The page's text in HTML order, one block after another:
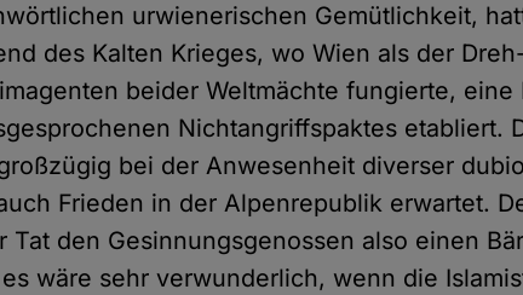
urwienerischen Gemütlichkeit,
des Kalten Krieges, wo Wien als der
beider Weltmächte fungierte, eine
Nichtangriffspaktes etabliert.
bei der Anwesenheit diverser
Frieden in der Alpenrepublik erwartet.
Tat den Gesinnungsgenossen also einen
wäre sehr verwunderlich, wenn die